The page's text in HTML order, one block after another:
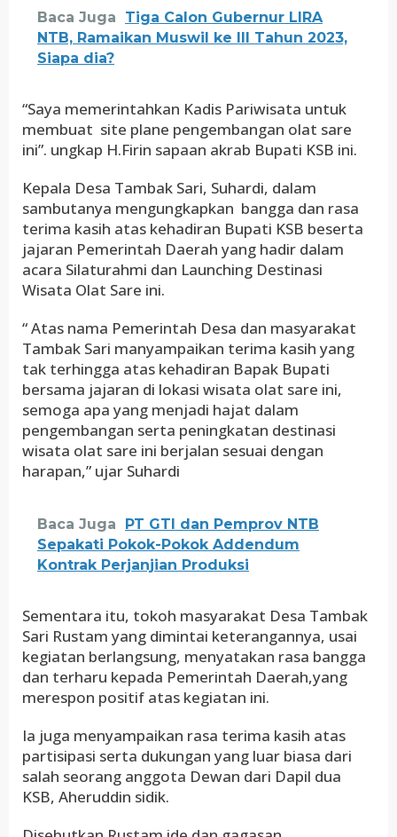
Baca Juga
Tiga Calon Gubernur LIRA
NTB, Ramaikan Muswil ke III Tahun 2023,
Siapa dia?
“Saya memerintahkan Kadis Pariwisata untuk
membuat site plane pengembangan olat sare
ini”. ungkap H.Firin sapaan akrab Bupati KSB ini.
Kepala Desa Tambak Sari, Suhardi, dalam
sambutanya mengungkapkan bangga dan rasa
terima kasih atas kehadiran Bupati KSB beserta
jajaran Pemerintah Daerah yang hadir dalam
acara Silaturahmi dan Launching Destinasi
Wisata Olat Sare ini.
“ Atas nama Pemerintah Desa dan masyarakat
Tambak Sari manyampaikan terima kasih yang
tak terhingga atas kehadiran Bapak Bupati
bersama jajaran di lokasi wisata olat sare ini,
semoga apa yang menjadi hajat dalam
pengembangan serta peningkatan destinasi
wisata olat sare ini berjalan sesuai dengan
harapan,” ujar Suhardi
Baca Juga
PT GTI dan Pemprov NTB
Sepakati Pokok-Pokok Addendum
Kontrak Perjanjian Produksi
Sementara itu, tokoh masyarakat Desa Tambak
Sari Rustam yang dimintai keterangannya, usai
kegiatan berlangsung, menyatakan rasa bangga
dan terharu kepada Pemerintah Daerah,yang
merespon positif atas kegiatan ini.
Ia juga menyampaikan rasa terima kasih atas
partisipasi serta dukungan yang luar biasa dari
salah seorang anggota Dewan dari Dapil dua
KSB, Aheruddin sidik.